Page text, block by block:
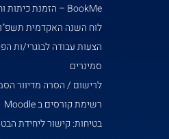
BookMe – הזמנת כיתות וחדרי ישיבות
לוח השנה האקדמית תשפ"ו
הצעות עבודה לבוגרי/ות הפקולטה
סמינרים
לרישום / הסרה מדיוור הסמינרים
רשימת קורסים ב Moodle
בטיחות: קישור ליחידת הבטיחות